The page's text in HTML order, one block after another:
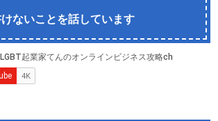
ないことを話しています